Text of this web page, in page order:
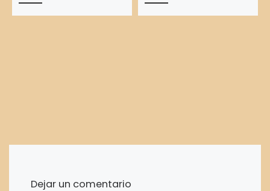
Dejar un comentario